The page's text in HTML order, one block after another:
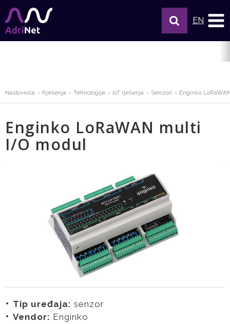
EN
Naslovnica Rješenja Tehnologije IoT rješenja Senzori Enginko
Enginko LoRaWAN multi
I/O modul
Tip uređaja: senzor
Vendor: Enginko